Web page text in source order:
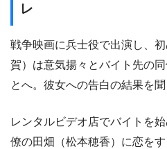
レ
戦争映画に兵士役で出演し、
賀）は意気揚々とバイト先の
とへ。彼女への告白の結果を
レンタルビデオ店でバイトを
僚の田畑（松本穂香）に恋を